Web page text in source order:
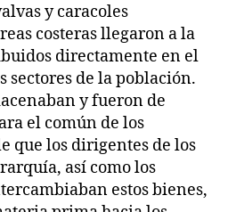
y caracoles
costeras llegaron a la
directamente en el
sectores de la población.
y fueron de
el común de los
que los dirigentes de los
así como los
estos bienes,